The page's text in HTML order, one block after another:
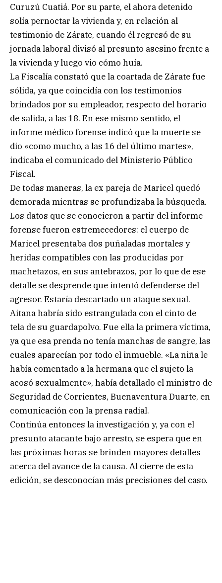
Curuzú Cuatiá. Por su parte, el ahora detenido
solía pernoctar la vivienda y, en relación al
testimonio de Zárate, cuando él regresó de su
jornada laboral divisó al presunto asesino frente a
la vivienda y luego vio cómo huía.
La Fiscalía constató que la coartada de Zárate fue
sólida, ya que coincidía con los testimonios
brindados por su empleador, respecto del horario
de salida, a las 18. En ese mismo sentido, el
informe médico forense indicó que la muerte se
dio «como mucho, a las 16 del último martes»,
indicaba el comunicado del Ministerio Público
Fiscal.
De todas maneras, la ex pareja de Maricel quedó
demorada mientras se profundizaba la búsqueda.
Los datos que se conocieron a partir del informe
forense fueron estremecedores: el cuerpo de
Maricel presentaba dos puñaladas mortales y
heridas compatibles con las producidas por
machetazos, en sus antebrazos, por lo que de ese
detalle se desprende que intentó defenderse del
agresor. Estaría descartado un ataque sexual.
Aitana habría sido estrangulada con el cinto de
tela de su guardapolvo. Fue ella la primera víctima,
ya que esa prenda no tenía manchas de sangre, las
cuales aparecían por todo el inmueble. «La niña le
había comentado a la hermana que el sujeto la
acosó sexualmente», había detallado el ministro de
Seguridad de Corrientes, Buenaventura Duarte, en
comunicación con la prensa radial.
Continúa entonces la investigación y, ya con el
presunto atacante bajo arresto, se espera que en
las próximas horas se brinden mayores detalles
acerca del avance de la causa. Al cierre de esta
edición, se desconocían más precisiones del caso.